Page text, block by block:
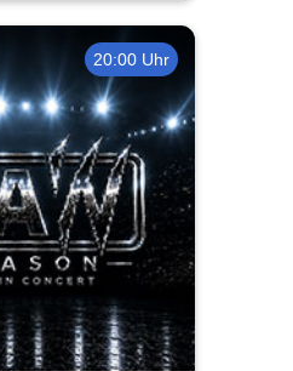
20:00 Uhr